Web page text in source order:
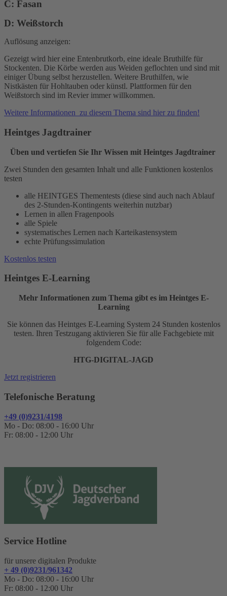
C: Fasan
D: Weißstorch
Auflösung anzeigen:
Gezeigt wird hier eine Entenbrutkorb, eine ideale Bruthilfe für
Stockenten. Die Körbe werden aus Weiden geflochten und sind mit
einiger Übung selbst herzustellen. Weitere Bruthilfen, wie
Nistkästen für Hohltauben oder künstl. Plattformen für den
Weißstorch sind im Revier immer willkommen.
Weitere Informationen zu diesem Thema sind hier zu finden!
Heintges Jagdtrainer
Üben und vertiefen Sie Ihr Wissen mit Heintges Jagdtrainer
Zwei Stunden den gesamten Inhalt und alle Funktionen kostenlos
testen
alle HEINTGES Thementests (diese sind auch nach Ablauf
des 2-Stunden-Kontingents weiterhin nutzbar)
Lernen in allen Fragenpools
alle Spiele
systematisches Lernen nach Karteikastensystem
echte Prüfungssimulation
Kostenlos testen
Heintges E-Learning
Mehr Informationen zum Thema gibt es im Heintges E-
Learning
Sie können das Heintges E-Learning System 24 Stunden kostenlos
testen. Ihren Testzugang aktivieren Sie für alle Fachgebiete mit
folgendem Code:
HTG-DIGITAL-JAGD
Jetzt registrieren
Telefonische Beratung
+49 (0)9231/4198
Mo - Do: 08:00 - 16:00 Uhr
Fr: 08:00 - 12:00 Uhr
Service Hotline
für unsere digitalen Produkte
+ 49 (0)9231/961342
Mo - Do: 08:00 - 16:00 Uhr
Fr: 08:00 - 12:00 Uhr